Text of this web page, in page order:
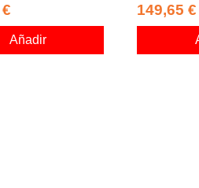
Añadir
149,65 €